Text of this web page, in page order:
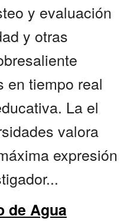
y evaluación
y otras
en tiempo real
La el
valora
expresión
de Agua